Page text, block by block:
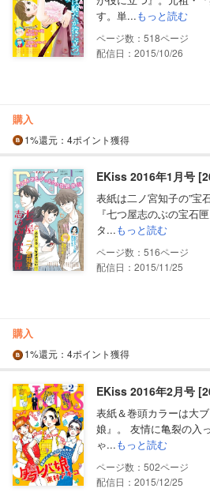
す。単...もっと読む
518
配信日：2015/10/26
購入
1%還元 ：4ポイント獲得
EKiss 2016年1月号
表紙は二ノ宮知子の”宝
『七つ屋志のぶの宝石
タ...もっと読む
516
配信日：2015/11/25
購入
1%還元 ：4ポイント獲得
EKiss 2016年2月号
表紙＆巻頭カラーは大
娘』。 友情に亀裂の入
ゃ...もっと読む
502
配信日：2015/12/25